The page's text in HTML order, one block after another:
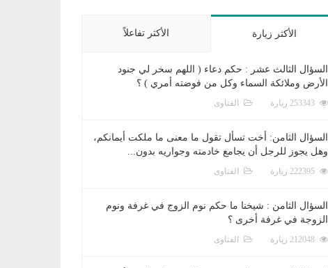
الأكثر زيارة الأكثر تفاعلاً
السؤال الثالث عشر : حكم دعاء ( اللهم سخر لي جنود
الأرض وملائكة السماء وكل من فوضته أمري ) ؟
الفتاوى
السؤال الثامن: أخت تسأل تقول ما معنى ما ملكت أيمانكم،
وهل يجوز للرجل أن يجامع خادمته وجواريه بدون...
الفتاوى
السؤال الثامن : شيخنا ما حكم نوم الزوج في غرفة ونوم
الزوجة في غرفة أخرى ؟
الفتاوى